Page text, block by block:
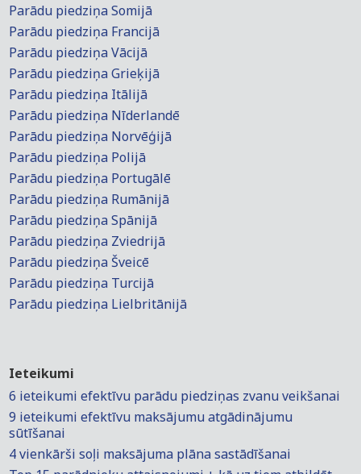
Parādu piedziņa Somijā
Parādu piedziņa Francijā
Parādu piedziņa Vācijā
Parādu piedziņa Grieķijā
Parādu piedziņa Itālijā
Parādu piedziņa Nīderlandē
Parādu piedziņa Norvēģijā
Parādu piedziņa Polijā
Parādu piedziņa Portugālē
Parādu piedziņa Rumānijā
Parādu piedziņa Spānijā
Parādu piedziņa Zviedrijā
Parādu piedziņa Šveicē
Parādu piedziņa Turcijā
Parādu piedziņa Lielbritānijā
Ieteikumi
6 ieteikumi efektīvu parādu piedziņas zvanu veikšanai
9 ieteikumi efektīvu maksājumu atgādinājumu
sūtīšanai
4 vienkārši soļi maksājuma plāna sastādīšanai